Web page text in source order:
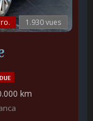
1.930 vues
km